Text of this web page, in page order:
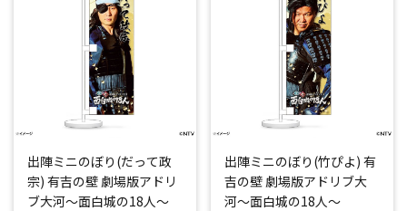
出陣ミニのぼり(だって政
宗) 有吉の壁 劇場版アドリ
ブ大河～面白城の18人～
出陣ミニのぼり(竹ぴよ) 有
吉の壁 劇場版アドリブ大
河～面白城の18人～